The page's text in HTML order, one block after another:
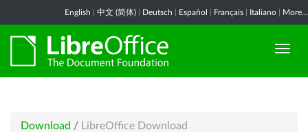
English 中文 (简体) Deutsch Español Français Italiano More...
Download / LibreOffice Download